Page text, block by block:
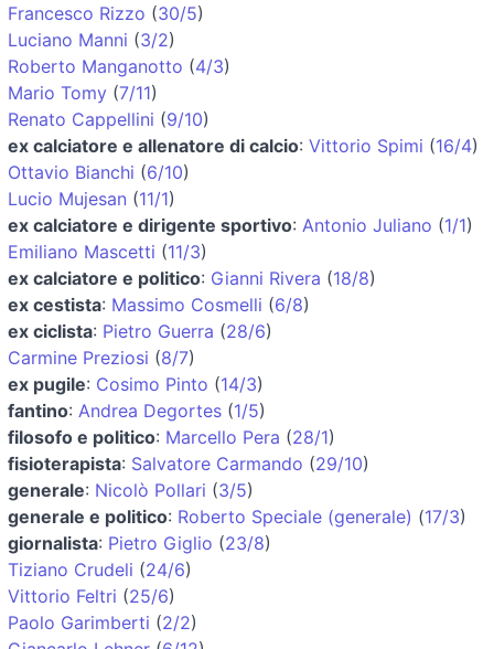
Francesco Rizzo (30/5)
Luciano Manni (3/2)
Roberto Manganotto (4/3)
Mario Tomy (7/11)
Renato Cappellini (9/10)
ex calciatore e allenatore di calcio: Vittorio Spimi (16/4)
Ottavio Bianchi (6/10)
Lucio Mujesan (11/1)
ex calciatore e dirigente sportivo: Antonio Juliano (1/1)
Emiliano Mascetti (11/3)
ex calciatore e politico: Gianni Rivera (18/8)
ex cestista: Massimo Cosmelli (6/8)
ex ciclista: Pietro Guerra (28/6)
Carmine Preziosi (8/7)
ex pugile: Cosimo Pinto (14/3)
fantino: Andrea Degortes (1/5)
filosofo e politico: Marcello Pera (28/1)
fisioterapista: Salvatore Carmando (29/10)
generale: Nicolò Pollari (3/5)
generale e politico: Roberto Speciale (generale) (17/3)
giornalista: Pietro Giglio (23/8)
Tiziano Crudeli (24/6)
Vittorio Feltri (25/6)
Paolo Garimberti (2/2)